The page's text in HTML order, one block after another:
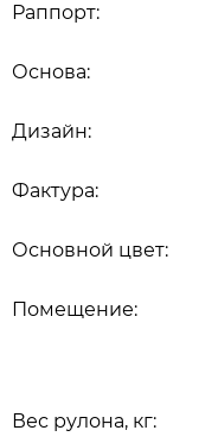
Вес рулона, кг:
Раппорт:
Основной цвет:
Дизайн:
Основа:
Помещение:
Фактура: